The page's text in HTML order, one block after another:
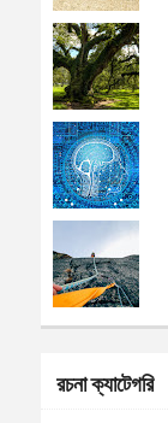
রচনা ক্যাটেগরি